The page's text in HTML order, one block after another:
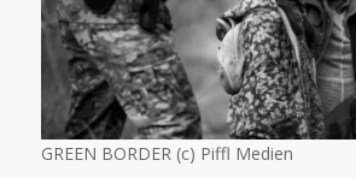
GREEN BORDER (c) Piffl Medien